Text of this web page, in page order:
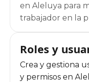
en Aleluya para
trabajador en la
Roles y
Crea y gestiona
y permisos en